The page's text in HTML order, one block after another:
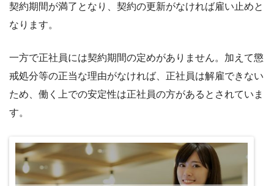
契約期間が満了となり、契約の更新がなければ雇い止めと
なります。
一方で正社員には契約期間の定めがありません。加えて懲
戒処分等の正当な理由がなければ、正社員は解雇できない
ため、働く上での安定性は正社員の方があるとされていま
す。